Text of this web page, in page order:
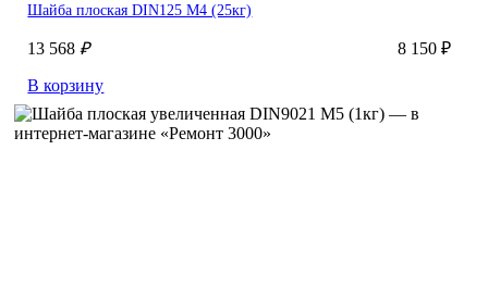
Шайба плоская DIN125 М4 (25кг)
13 568₽
8 150 ₽
В корзину